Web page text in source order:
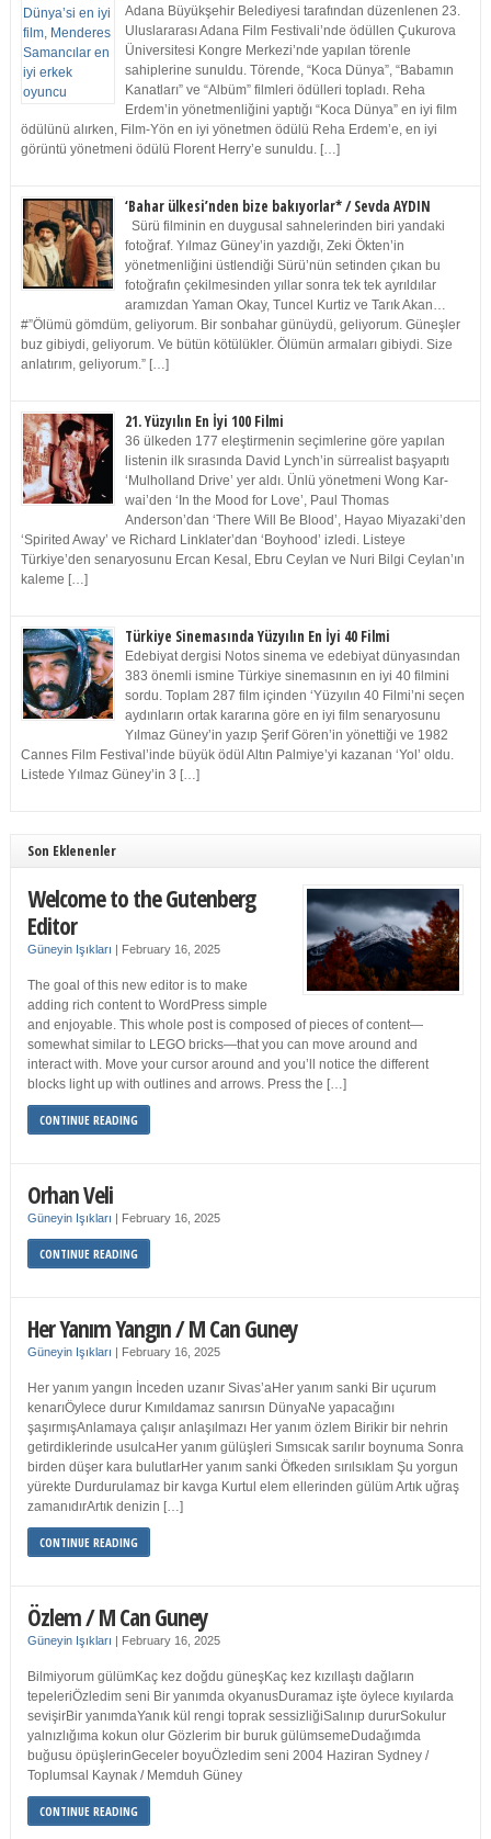
Adana Büyükşehir Belediyesi tarafından düzenlenen 23.
Uluslararası Adana Film Festivali’nde ödüllen Çukurova
Üniversitesi Kongre Merkezi’nde yapılan törenle
sahiplerine sunuldu. Törende, “Koca Dünya”, “Babamın
Kanatları” ve “Albüm” filmleri ödülleri topladı. Reha
Erdem’in yönetmenliğini yaptığı “Koca Dünya” en iyi film
ödülünü alırken, Film-Yön en iyi yönetmen ödülü Reha Erdem’e, en iyi
görüntü yönetmeni ödülü Florent Herry’e sunuldu. […]
‘Bahar ülkesi’nden bize bakıyorlar* / Sevda AYDIN
Sürü filminin en duygusal sahnelerinden biri yandaki
fotoğraf. Yılmaz Güney’in yazdığı, Zeki Ökten’in
yönetmenliğini üstlendiği Sürü’nün setinden çıkan bu
fotoğrafın çekilmesinden yıllar sonra tek tek ayrıldılar
aramızdan Yaman Okay, Tuncel Kurtiz ve Tarık Akan…
#”Ölümü gömdüm, geliyorum. Bir sonbahar günüydü, geliyorum. Güneşler
buz gibiydi, geliyorum. Ve bütün kötülükler. Ölümün armaları gibiydi. Size
anlatırım, geliyorum.” […]
21. Yüzyılın En İyi 100 Filmi
36 ülkeden 177 eleştirmenin seçimlerine göre yapılan
listenin ilk sırasında David Lynch’in sürrealist başyapıtı
‘Mulholland Drive’ yer aldı. Ünlü yönetmeni Wong Kar-
wai’den ‘In the Mood for Love’, Paul Thomas
Anderson’dan ‘There Will Be Blood’, Hayao Miyazaki’den
‘Spirited Away’ ve Richard Linklater’dan ‘Boyhood’ izledi. Listeye
Türkiye’den senaryosunu Ercan Kesal, Ebru Ceylan ve Nuri Bilgi Ceylan’ın
kaleme […]
Türkiye Sinemasında Yüzyılın En İyi 40 Filmi
Edebiyat dergisi Notos sinema ve edebiyat dünyasından
383 önemli ismine Türkiye sinemasının en iyi 40 filmini
sordu. Toplam 287 film içinden ‘Yüzyılın 40 Filmi’ni seçen
aydınların ortak kararına göre en iyi film senaryosunu
Yılmaz Güney’in yazıp Şerif Gören’in yönettiği ve 1982
Cannes Film Festival’inde büyük ödül Altın Palmiye’yi kazanan ‘Yol’ oldu.
Listede Yılmaz Güney’in 3 […]
Son Eklenenler
Welcome to the Gutenberg
Editor
Güneyin Işıkları | February 16, 2025
The goal of this new editor is to make
adding rich content to WordPress simple
and enjoyable. This whole post is composed of pieces of content—
somewhat similar to LEGO bricks—that you can move around and
interact with. Move your cursor around and you’ll notice the different
blocks light up with outlines and arrows. Press the […]
CONTINUE READING
Orhan Veli
Güneyin Işıkları | February 16, 2025
CONTINUE READING
Her Yanım Yangın / M Can Guney
Güneyin Işıkları | February 16, 2025
Her yanım yangın İnceden uzanır Sivas’aHer yanım sanki Bir uçurum
kenarıÖylece durur Kımıldamaz sanırsın DünyaNe yapacağını
şaşırmışAnlamaya çalışır anlaşılmazı Her yanım özlem Birikir bir nehrin
getirdiklerinde usulcaHer yanım gülüşleri Sımsıcak sarılır boynuma Sonra
birden düşer kara bulutlarHer yanım sanki Öfkeden sırılsıklam Şu yorgun
yürekte Durdurulamaz bir kavga Kurtul elem ellerinden gülüm Artık uğraş
zamanıdırArtık denizin […]
CONTINUE READING
Özlem / M Can Guney
Güneyin Işıkları | February 16, 2025
Bilmiyorum gülümKaç kez doğdu güneşKaç kez kızıllaştı dağların
tepeleriÖzledim seni Bir yanımda okyanusDuramaz işte öylece kıyılarda
sevişirBir yanımdaYanık kül rengi toprak sessizliğiSalınıp dururSokulur
yalnızlığıma kokun olur Gözlerim bir buruk gülümsemeDudağımda
buğusu öpüşlerinGeceler boyuÖzledim seni 2004 Haziran Sydney /
Toplumsal Kaynak / Memduh Güney
CONTINUE READING